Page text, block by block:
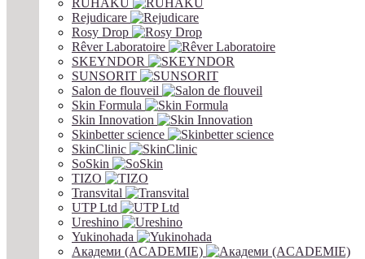
RUHAKU
Rejudicare
Rosy Drop
Rêver Laboratoire
SKEYNDOR
SUNSORIT
Salon de flouveil
Skin Formula
Skin Innovation
Skinbetter science
SkinСlinic
SoSkin
TIZO
Transvital
UTP Ltd
Ureshino
Yukinohada
Академи (ACADEMIE)